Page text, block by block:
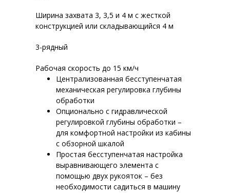
Ширина захвата 3, 3,5 и 4 м с жесткой
конструкцией или складывающийся 4 м
3-рядный
Рабочая скорость до 15 км/ч
Централизованная бесступенчатая
механическая регулировка глубины
обработки
Опционально с гидравлической
регулировкой глубины обработки –
для комфортной настройки из кабины
с обзорной шкалой
Простая бесступенчатая настройка
выравнивающего элемента с
помощью двух рукояток – без
необходимости садиться в машину